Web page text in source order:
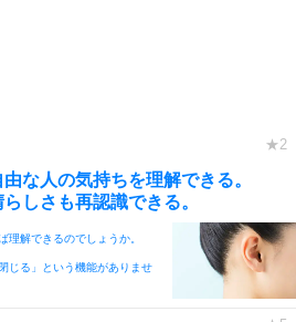
な人の気持ちを理解できる。
しさも再認識できる。
理解できるのでしょうか。
じる」という機能がありませ